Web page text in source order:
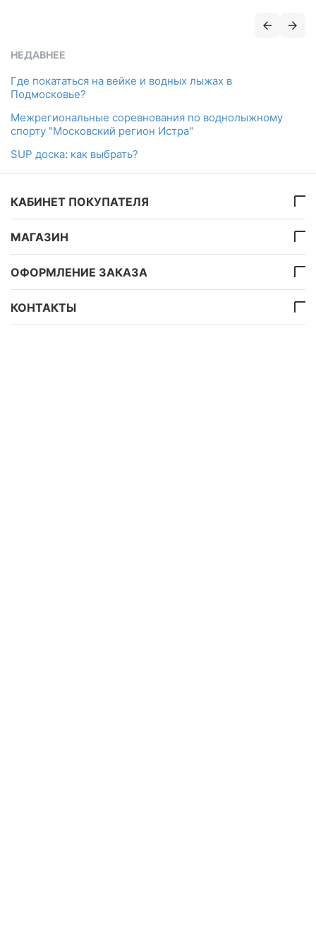
НЕДАВНЕЕ
Где покататься на вейке и водных лыжах в
Подмосковье?
Межрегиональные соревнования по воднолыжному
спорту "Московский регион Истра"
SUP доска: как выбрать?
КАБИНЕТ ПОКУПАТЕЛЯ
МАГАЗИН
ОФОРМЛЕНИЕ ЗАКАЗА
КОНТАКТЫ